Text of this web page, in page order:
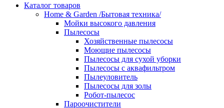
Каталог товаров
Home & Garden /Бытовая техника/
Мойки высокого давления
Пылесосы
Хозяйственные пылесосы
Моющие пылесосы
Пылесосы для сухой уборки
Пылесосы с аквафильтром
Пылеуловитель
Пылесосы для золы
Робот-пылесос
Пароочистители